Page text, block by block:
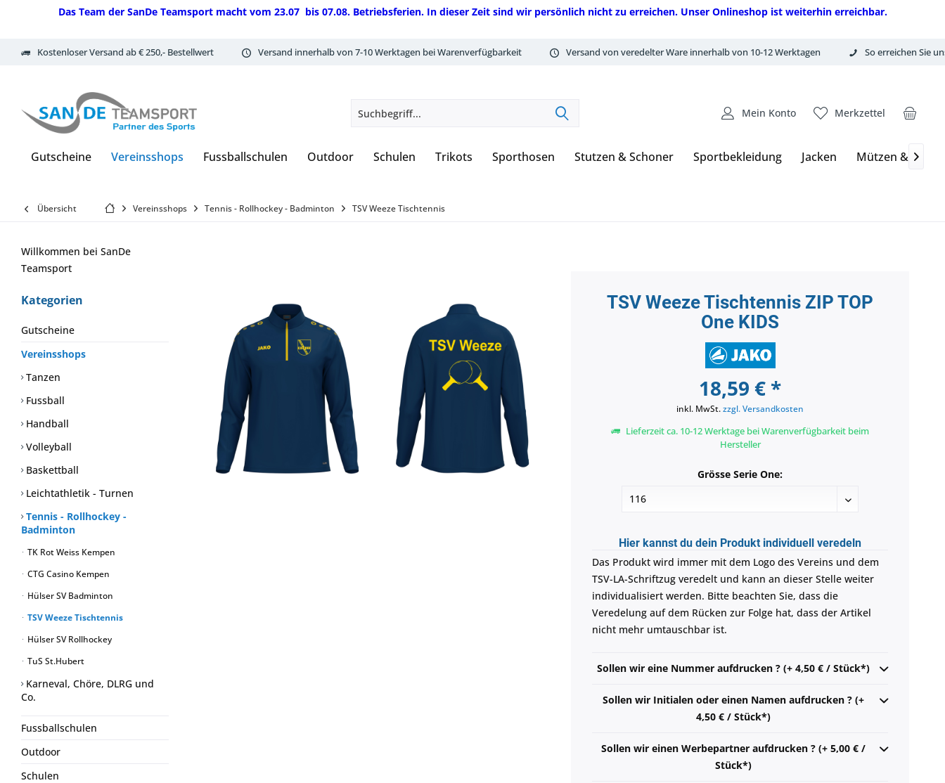
Das Team der SanDe Teamsport macht vom 23.07 bis 07.08. Betriebsferien. In dieser Zeit sind wir persönlich nicht zu erreichen. Unser Onlineshop ist weiterhin erreichbar.
Kostenloser Versand ab € 250,- Bestellwert Versand innerhalb von 7-10 Werktagen bei Warenverfügbarkeit Versand von veredelter Ware innerhalb von 10-12 Werktagen So erreichen Sie
Merkzettel
Mein Konto
Gutscheine Vereinsshops Fussballschulen Outdoor Schulen Trikots Sporthosen Stutzen & Schoner Sportbekleidung Jacken Mützen & 
Übersicht Vereinsshops Tennis - Rollhockey - Badminton TSV Weeze Tischtennis
Willkommen bei SanDe
Teamsport
Kategorien
Gutscheine
Vereinsshops
Tanzen
Fussball
Handball
Volleyball
Baskettball
Leichtathletik - Turnen
Tennis - Rollhockey -
Badminton
TK Rot Weiss Kempen
CTG Casino Kempen
Hülser SV Badminton
TSV Weeze Tischtennis
Hülser SV Rollhockey
TuS St.Hubert
Karneval, Chöre, DLRG und
Co.
Fussballschulen
Outdoor
Schulen
TSV Weeze Tischtennis ZIP TOP
One KIDS
18,59 € *
inkl. MwSt.zzgl. Versandkosten
Lieferzeit ca. 10-12 Werktage bei Warenverfügbarkeit beim
Hersteller
Grösse Serie One:
Hier kannst du dein Produkt individuell veredeln
Das Produkt wird immer mit dem Logo des Vereins und dem
TSV-LA-Schriftzug veredelt und kann an dieser Stelle weiter
individualisiert werden. Bitte beachten Sie, dass die
Veredelung auf dem Rücken zur Folge hat, dass der Artikel
nicht mehr umtauschbar ist.
Sollen wir eine Nummer aufdrucken ? (+ 4,50 € / Stück*)
Sollen wir Initialen oder einen Namen aufdrucken ? (+
4,50 € / Stück*)
Sollen wir einen Werbepartner aufdrucken ? (+ 5,00 € /
Stück*)